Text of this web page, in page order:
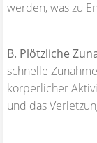
werden, was zu
B. Plötzliche
schnelle
körperlicher
und das